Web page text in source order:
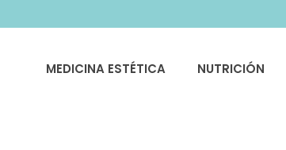
MEDICINA ESTÉTICA NUTRICIÓN